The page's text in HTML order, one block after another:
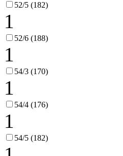
52/5 (182)
1
52/6 (188)
1
54/3 (170)
1
54/4 (176)
1
54/5 (182)